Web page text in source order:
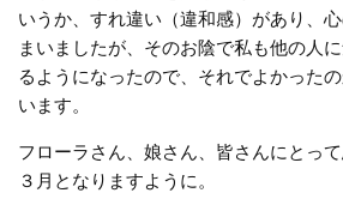
いうか、すれ違い（違和感）があり、
まいましたが、そのお陰で私も他の人
るようになったので、それでよかった
います。
フローラさん、娘さん、皆さんにとっ
３月となりますように。